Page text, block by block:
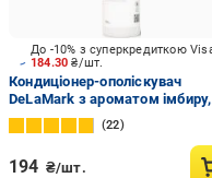
184.30₴/шт.
Кондиціонер-ополіскувач
DeLaMark з ароматом імбиру,
мускусу та кедра 0,75 л
22
194 ₴/шт.